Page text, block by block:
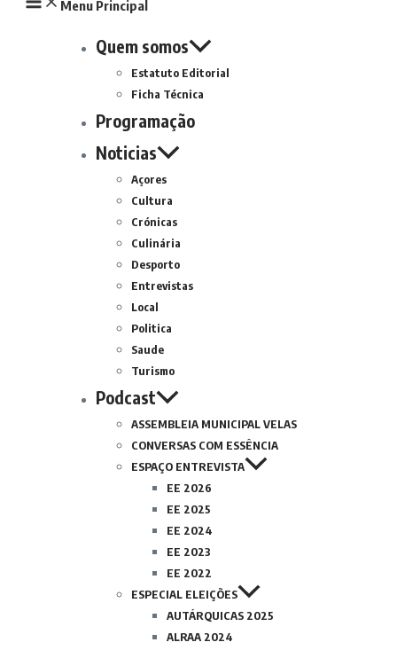
Menu Principal
Quem somos
Estatuto Editorial
Ficha Técnica
Programação
Noticias
Açores
Cultura
Crónicas
Culinária
Desporto
Entrevistas
Local
Politica
Saude
Turismo
Podcast
ASSEMBLEIA MUNICIPAL VELAS
CONVERSAS COM ESSÊNCIA
ESPAÇO ENTREVISTA
EE 2026
EE 2025
EE 2024
EE 2023
EE 2022
ESPECIAL ELEIÇÕES
AUTÁRQUICAS 2025
ALRAA 2024